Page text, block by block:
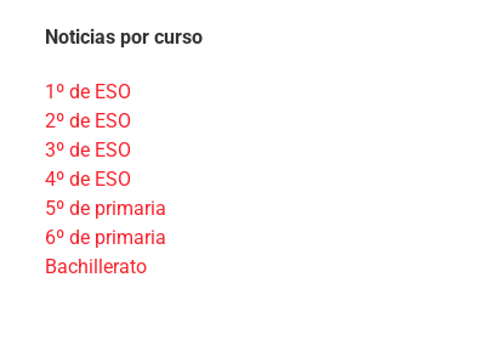
Noticias por curso
1º de ESO
2º de ESO
3º de ESO
4º de ESO
5º de primaria
6º de primaria
Bachillerato